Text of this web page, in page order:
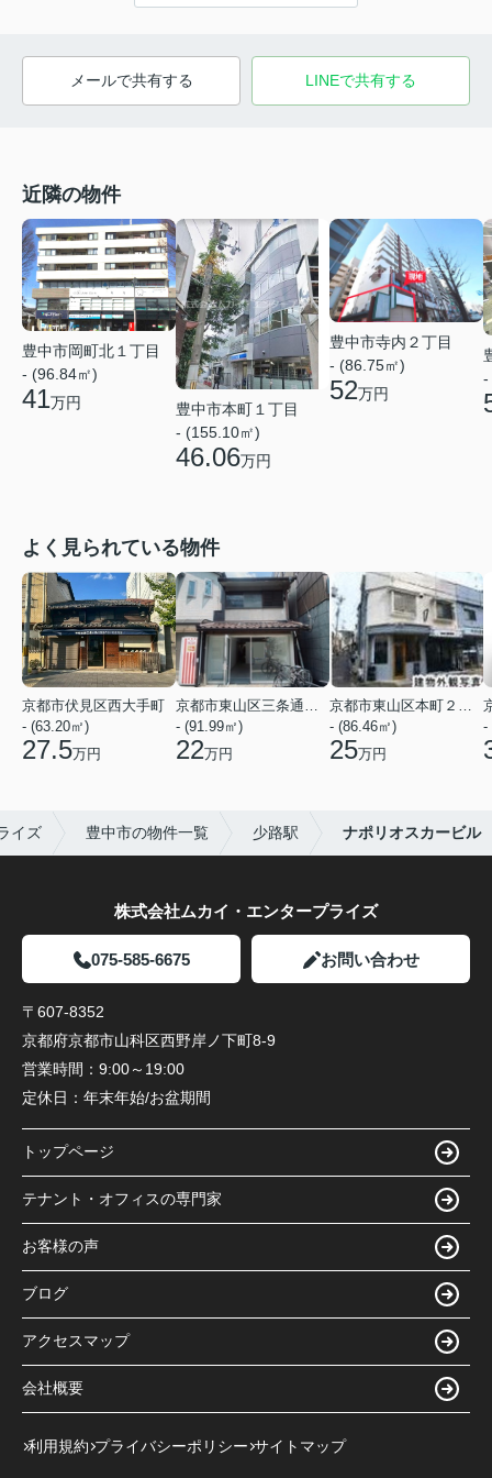
メールで共有する LINEで共有する
近隣の物件
豊中市岡町北１丁目
- (96.84㎡)
41万円
豊中市本町１丁目
- (155.10㎡)
46.06万円
豊中市寺内２丁目
- (86.75㎡)
52万円
-
よく見られている物件
京都市伏見区西大手町
- (63.20㎡)
27.5万円
- (91.99㎡)
22万円
- (86.46㎡)
25万円
-
イズ 豊中市の物件一覧 少路駅 ナポリオスカービル
株式会社ムカイ・エンタープライズ
075-585-6675 お問い合わせ
〒607-8352
京都府京都市山科区西野岸ノ下町8-9
営業時間： 9:00～19:00
定休日： 年末年始/お盆期間
トップページ
テナント・オフィスの専門家
お客様の声
ブログ
アクセスマップ
会社概要
利用規約 プライバシーポリシー サイトマップ